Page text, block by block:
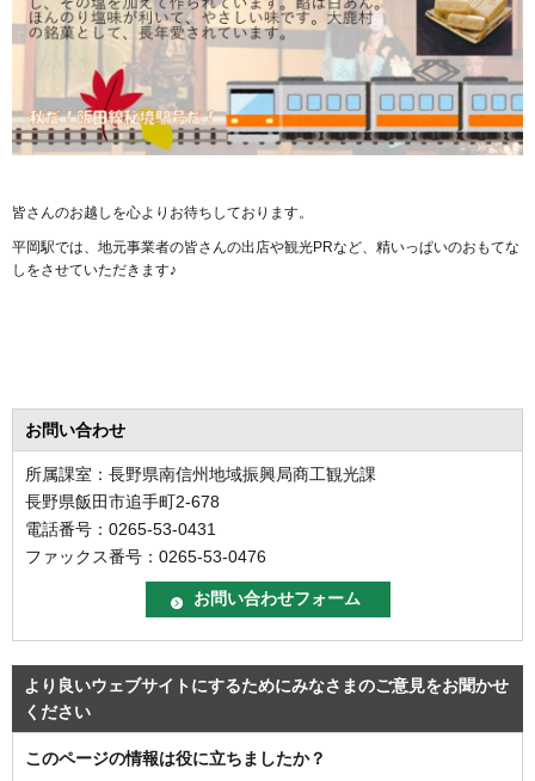
皆さんのお越しを心よりお待ちしております。
平岡駅では、地元事業者の皆さんの出店や観光PRなど、精いっぱいのおもてな
しをさせていただきます♪
お問い合わせ
所属課室：長野県南信州地域振興局商工観光課
長野県飯田市追手町2-678
電話番号：0265-53-0431
ファックス番号：0265-53-0476
より良いウェブサイトにするためにみなさまのご意見をお聞かせ
ください
このページの情報は役に立ちましたか？